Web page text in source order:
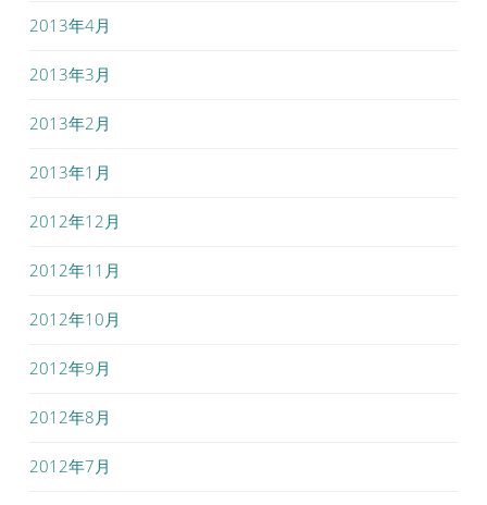
2013年4月
2013年3月
2013年2月
2013年1月
2012年12月
2012年11月
2012年10月
2012年9月
2012年8月
2012年7月